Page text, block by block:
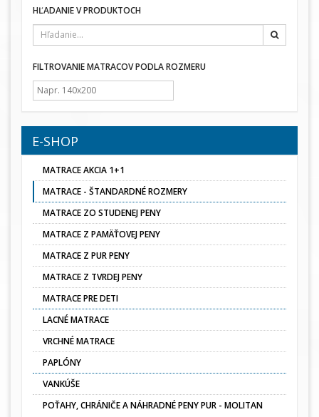
HĽADANIE V PRODUKTOCH
FILTROVANIE MATRACOV PODLA ROZMERU
E-SHOP
MATRACE AKCIA 1+1
MATRACE - ŠTANDARDNÉ ROZMERY
MATRACE ZO STUDENEJ PENY
MATRACE Z PAMÄŤOVEJ PENY
MATRACE Z PUR PENY
MATRACE Z TVRDEJ PENY
MATRACE PRE DETI
LACNÉ MATRACE
VRCHNÉ MATRACE
PAPLÓNY
VANKÚŠE
POŤAHY, CHRÁNIČE A NÁHRADNÉ PENY PUR - MOLITAN